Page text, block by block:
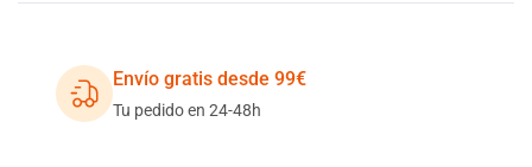
Envío gratis desde 99€
Tu pedido en 24-48h